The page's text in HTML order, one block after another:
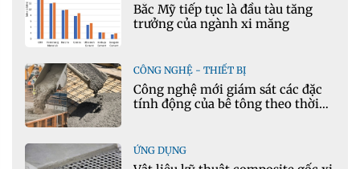
Bắc Mỹ tiếp tục là đầu tàu tăng
trưởng của ngành xi măng
CÔNG NGHỆ - THIẾT BỊ
Công nghệ mới giám sát các đặc
tính động của bê tông theo thời
ỨNG DỤNG